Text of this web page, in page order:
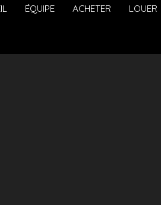
ÉQUIPE ACHETER LOUER